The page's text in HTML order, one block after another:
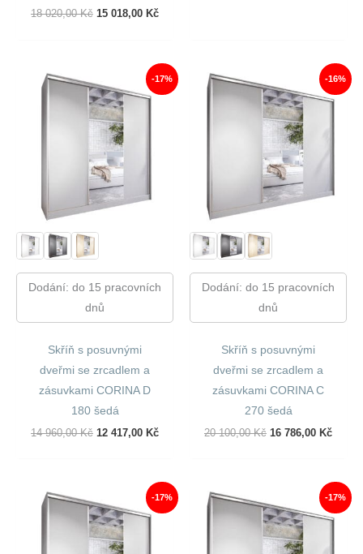
18 020,00Kč Původní
15 018,00 KčAktuální
018,00 Kč.
-17%
Dodání: do 15 pracovních
dnů
Skříň s posuvnými
dveřmi se zrcadlem a
zásuvkami CORINA D
180 šedá
14 960,00Kč Původní
12 417,00 KčAktuální
417,00 Kč.
-16%
Dodání: do 15 pracovních
dnů
Skříň s posuvnými
dveřmi se zrcadlem a
zásuvkami CORINA C
270 šedá
20 100,00Kč Původní
16 786,00 Kč
-17% -17%